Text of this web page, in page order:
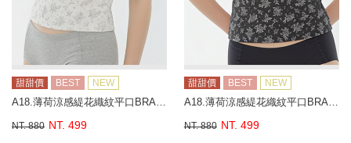
甜甜價 BEST NEW
A18.薄荷涼感緹花織紋平口BRA背心
NT. 880 NT. 499
甜甜價 BEST NEW
A18.薄荷涼感緹花織紋平口BRA背心
NT. 880 NT. 499